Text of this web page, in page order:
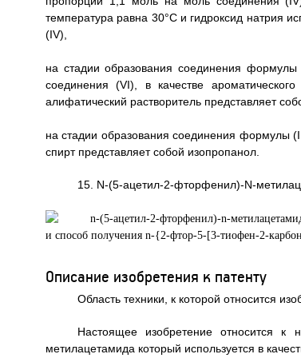
температура равна 30°C и гидроксид натрия
(IV),
на стадии образования соединения
соединения (VI), в качестве
алифатический растворитель представляет
на стадии образования соединения формулы
спирт представляет собой изопропанол.
15. N-(5-ацетил-2-фторфенил)-N-
Описание изобретения к патенту
Область техники, к которой относится
Настоящее изобретение относится к
метилацетамида который используется в